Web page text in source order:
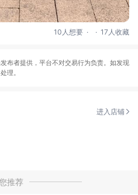
10人想要 . . 17人收藏
布者提供，平台不对交易行为负责。如发现
理。
进入店铺
推荐